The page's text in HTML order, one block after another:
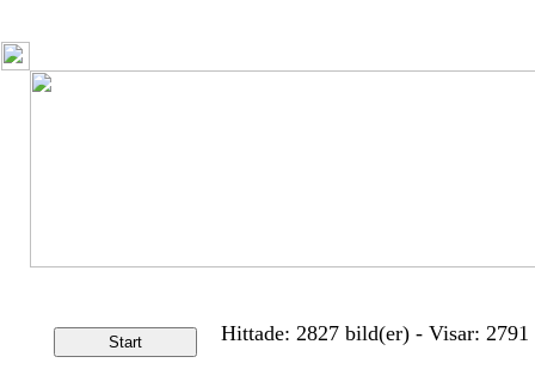
Hittade: 2827 bild(er) - Visar: